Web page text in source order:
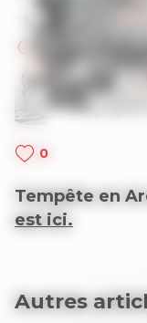
0
Tempête en
est ici.
Autres